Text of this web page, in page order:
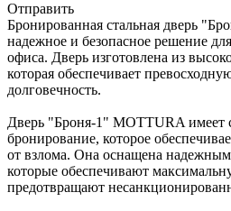
Отправить
Бронированная стальная дверь
надежное и безопасное решение
офиса. Дверь изготовлена из
которая обеспечивает
долговечность.
Дверь "Броня-1" MOTTURA имеет
бронирование, которое
от взлома. Она оснащена
которые обеспечивают
предотвращают